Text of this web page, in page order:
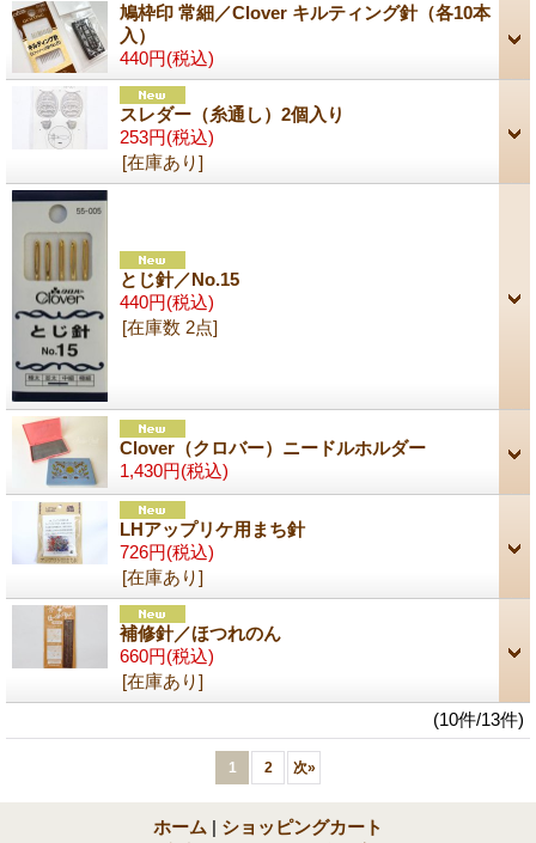
鳩枠印 常細／Clover キルティング針（各10本
入）
440円(税込)
スレダー（糸通し）2個入り
253円(税込)
[在庫あり]
とじ針／No.15
440円(税込)
[在庫数 2点]
Clover（クロバー）ニードルホルダー
1,430円(税込)
LHアップリケ用まち針
726円(税込)
[在庫あり]
補修針／ほつれのん
660円(税込)
[在庫あり]
(10件/13件)
1 2 次»
ホーム | ショッピングカート